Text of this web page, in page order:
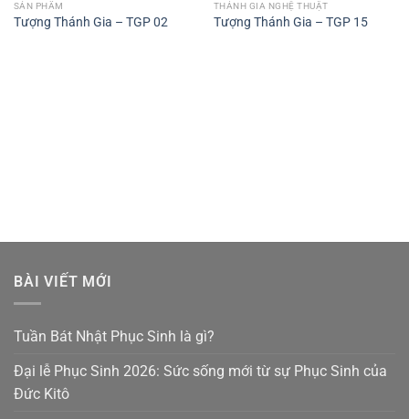
SẢN PHẨM
Tượng Thánh Gia – TGP 02
THÁNH GIA NGHỆ THUẬT
Tượng Thánh Gia – TGP 15
BÀI VIẾT MỚI
Tuần Bát Nhật Phục Sinh là gì?
Đại lễ Phục Sinh 2026: Sức sống mới từ sự Phục Sinh của
Đức Kitô